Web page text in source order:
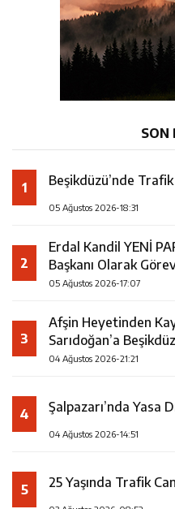
SON
1 Beşikdüzü’nde
05 Ağustos 2026-18:31
2
Erdal Kandil YENİ
Başkanı Olarak
05 Ağustos 2026-17:07
3
Afşin Heyetinden
Sarıdoğan’a
04 Ağustos 2026-21:21
4 Şalpazarı’nda Yasa
04 Ağustos 2026-14:51
5 25 Yaşında Trafik